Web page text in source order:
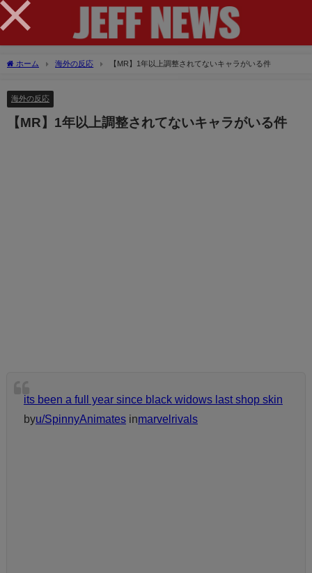
ホーム 海外の反応 【MR】1年以上調整されてないキャラがいる件
海外の反応
【MR】1年以上調整されてないキャラがいる件
its been a full year since black widows last shop skin
byu/SpinnyAnimates inmarvelrivals
×